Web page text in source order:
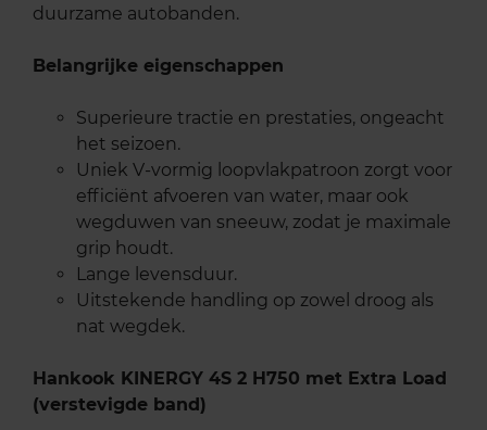
duurzame autobanden.
Belangrijke eigenschappen
Superieure tractie en prestaties, ongeacht
het seizoen.
Uniek V-vormig loopvlakpatroon zorgt voor
efficiënt afvoeren van water, maar ook
wegduwen van sneeuw, zodat je maximale
grip houdt.
Lange levensduur.
Uitstekende handling op zowel droog als
nat wegdek.
Hankook KINERGY 4S 2 H750 met Extra Load
(verstevigde band)